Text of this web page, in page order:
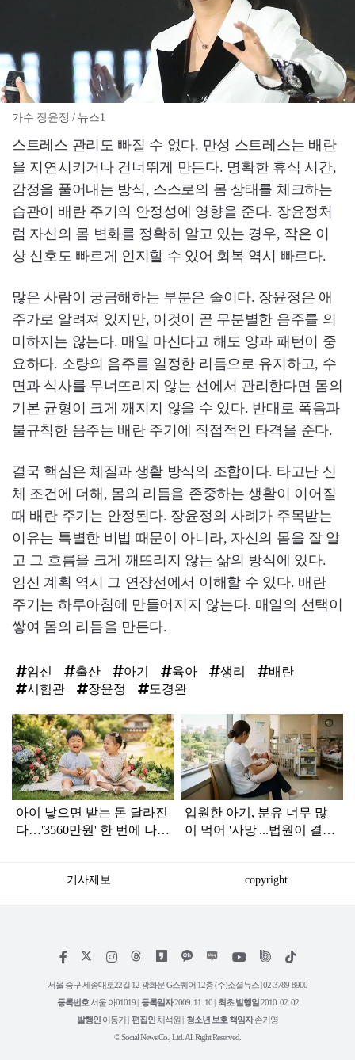
가수 장윤정 / 뉴스1
스트레스 관리도 빠질 수 없다. 만성 스트레스는 배란
을 지연시키거나 건너뛰게 만든다. 명확한 휴식 시간,
감정을 풀어내는 방식, 스스로의 몸 상태를 체크하는
습관이 배란 주기의 안정성에 영향을 준다. 장윤정처
럼 자신의 몸 변화를 정확히 알고 있는 경우, 작은 이
상 신호도 빠르게 인지할 수 있어 회복 역시 빠르다.
많은 사람이 궁금해하는 부분은 술이다. 장윤정은 애
주가로 알려져 있지만, 이것이 곧 무분별한 음주를 의
미하지는 않는다. 매일 마신다고 해도 양과 패턴이 중
요하다. 소량의 음주를 일정한 리듬으로 유지하고, 수
면과 식사를 무너뜨리지 않는 선에서 관리한다면 몸의
기본 균형이 크게 깨지지 않을 수 있다. 반대로 폭음과
불규칙한 음주는 배란 주기에 직접적인 타격을 준다.
결국 핵심은 체질과 생활 방식의 조합이다. 타고난 신
체 조건에 더해, 몸의 리듬을 존중하는 생활이 이어질
때 배란 주기는 안정된다. 장윤정의 사례가 주목받는
이유는 특별한 비법 때문이 아니라, 자신의 몸을 잘 알
고 그 흐름을 크게 깨뜨리지 않는 삶의 방식에 있다.
임신 계획 역시 그 연장선에서 이해할 수 있다. 배란
주기는 하루아침에 만들어지지 않는다. 매일의 선택이
쌓여 몸의 리듬을 만든다.
임신 출산 아기 육아 생리
배란
시험관
장윤정 도경완
탑
라
인
아이 낳으면 받는 돈 달라진
다…'3560만원' 한 번에 나올
입원한 아기, 분유 너무 많
이 먹어 '사망'...법원이 결정
기사제보 copyright
페
스
북
인
타
그
램
위
트
리
유
튜
틱
서울 중구 세종대로22길 12 광화문 G스퀘어 12층 (주)소셜뉴스 | 02-3789-8900
등록번호 서울 아01019 | 등록일자2009. 11. 10 | 최초 발행일2010. 02. 02
발행인 이동기 | 편집인채석원 | 청소년 보호 책임자손기영
© Social News Co., Ltd. All Right Reserved.